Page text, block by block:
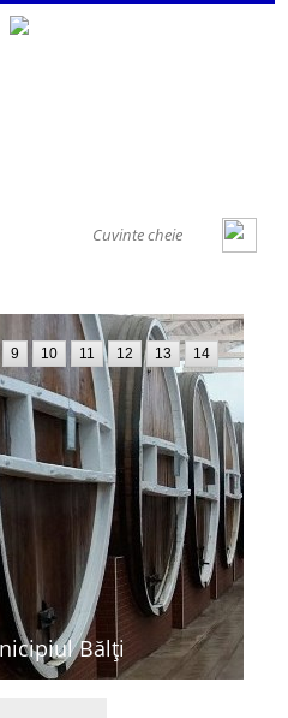
Bălți
9 10 11 12 13 14